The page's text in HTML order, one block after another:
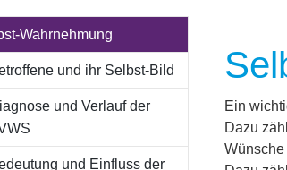
Wahrnehmung
und ihr Selbst-Bild
und Verlauf der
und Einfluss der
Ein
Dazu